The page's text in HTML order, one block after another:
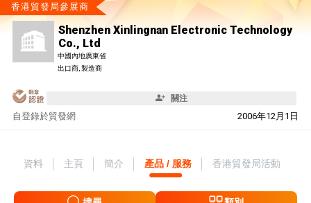
香港貿發局參展商
Shenzhen Xinlingnan Electronic Technology
Co., Ltd
中國內地廣東省
出口商, 製造商
關注
自 2006年12月1日
登錄於貿發網
資料 主頁 簡介 產品 / 服務 香港貿發局活動